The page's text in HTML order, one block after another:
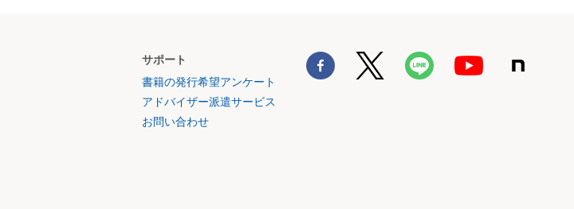
サポート
書籍の発行希望アンケート
アドバイザー派遣サービス
お問い合わせ